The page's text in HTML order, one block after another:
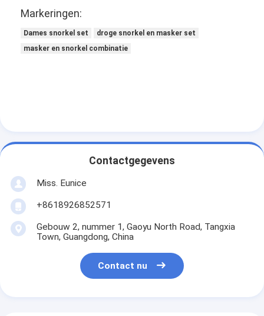
Markeringen:
Dames snorkel set
droge snorkel en masker set
masker en snorkel combinatie
Contactgegevens
Miss. Eunice
+8618926852571
Gebouw 2, nummer 1, Gaoyu North Road, Tangxia
Town, Guangdong, China
Contact nu